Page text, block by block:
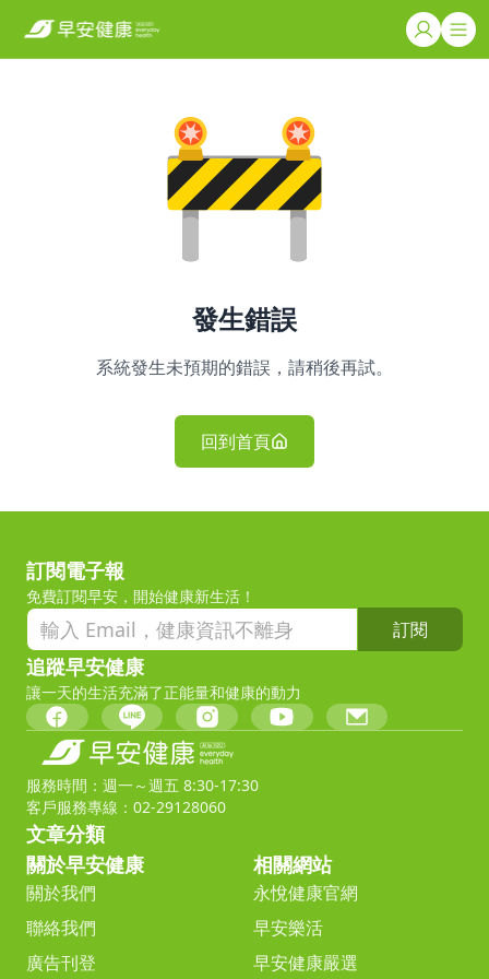
發生錯誤
系統發生未預期的錯誤，請稍後再試。
回到首頁
訂閱電子報
免費訂閱早安，開始健康新生活！
訂閱
追蹤早安健康
讓一天的生活充滿了正能量和健康的動力
服務時間：週一～週五 8:30-17:30
客戶服務專線：02-29128060
文章分類
關於早安健康
關於我們
聯絡我們
廣告刊登
相關網站
永悅健康官網
早安樂活
早安健康嚴選